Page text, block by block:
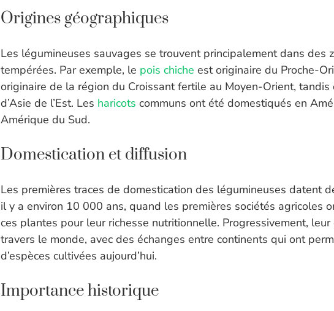
Origines géographiques
Les légumineuses sauvages se trouvent principalement dans des
tempérées. Par exemple, le pois chiche est originaire du Proche-
originaire de la région du Croissant fertile au Moyen-Orient,
d’Asie de l’Est. Les haricots communs ont été domestiqués en
Amérique du Sud.
Domestication et diffusion
Les premières traces de domestication des légumineuses datent
il y a environ 10 000 ans, quand les premières sociétés agricoles
ces plantes pour leur richesse nutritionnelle. Progressivement, leur
travers le monde, avec des échanges entre continents qui ont
d’espèces cultivées aujourd’hui.
Importance historique